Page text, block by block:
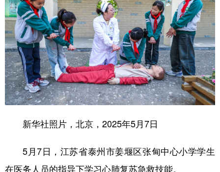
新华社照片，北京，2025年5月7日
5月7日，江苏省泰州市姜堰区张甸中心小学学生
在医务人员的指导下学习心肺复苏急救技能。